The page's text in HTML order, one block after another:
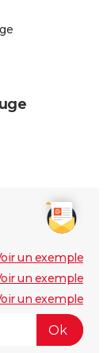
un exemple
un exemple
un exemple